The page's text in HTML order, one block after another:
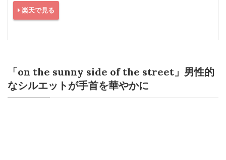
楽天で見る
「on the sunny side of the street」男性的
なシルエットが手首を華やかに